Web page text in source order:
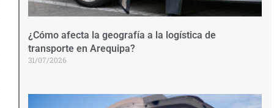
¿Cómo afecta la geografía a la logística de
transporte en Arequipa?
31/07/2026